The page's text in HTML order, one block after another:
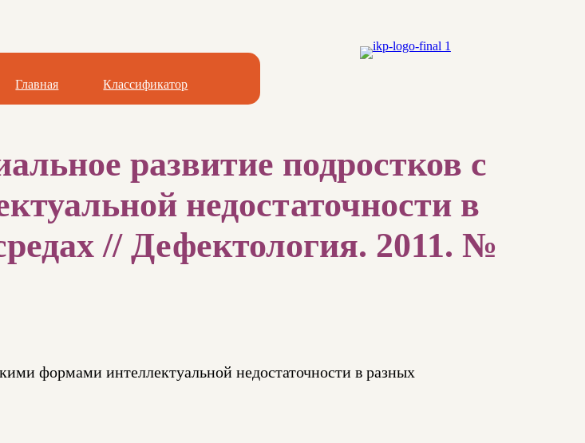
Главная Классификатор
развитие подростков с
недостаточности в
// Дефектология. 2011. №
формами интеллектуальной недостаточности в разных